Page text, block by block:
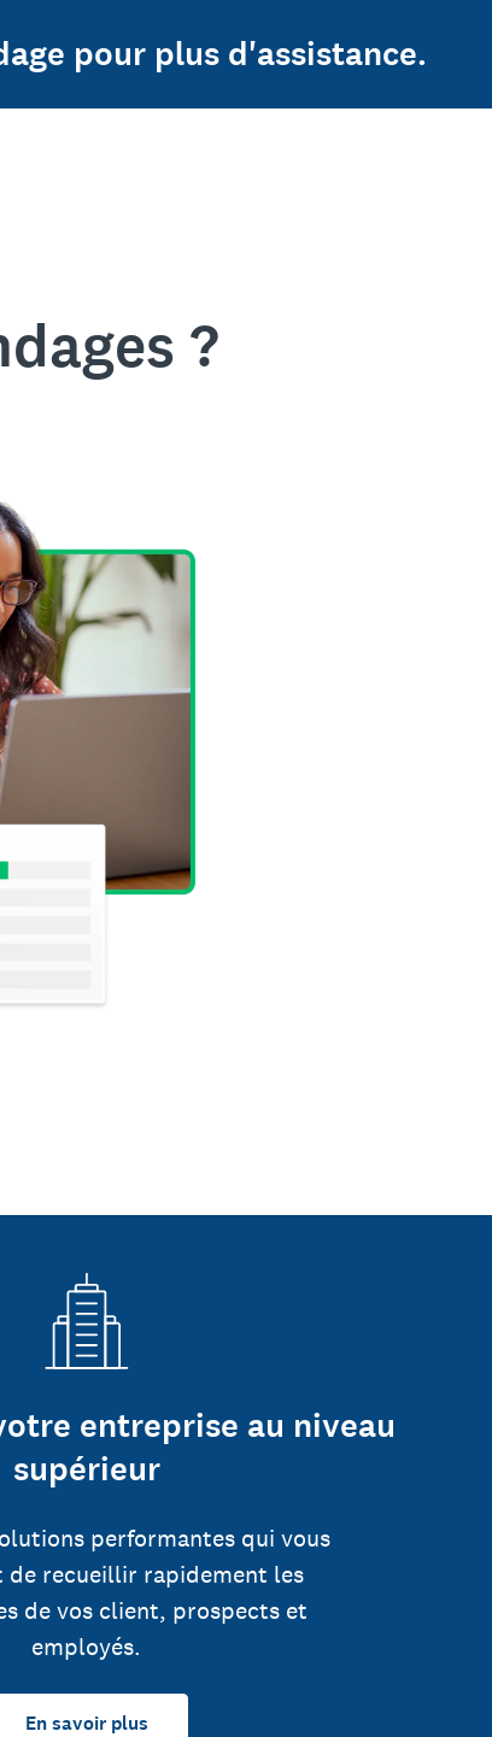
pour plus d'assistance.
?
entreprise au niveau
supérieur
performantes qui vous
recueillir rapidement les
de vos client, prospects et
employés.
En savoir plus